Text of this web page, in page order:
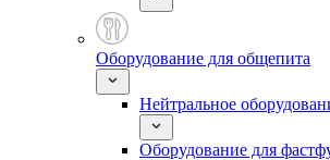
Оборудование для общепита
Нейтральное
Оборудование для